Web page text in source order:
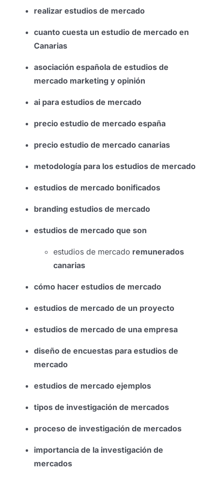
realizar estudios de mercado
cuanto cuesta un estudio de mercado en
Canarias
asociación española de estudios de
mercado marketing y opinión
ai para estudios de mercado
precio estudio de mercado españa
precio estudio de mercado canarias
metodología para los estudios de mercado
estudios de mercado bonificados
branding estudios de mercado
estudios de mercado que son
estudios de mercado remunerados
canarias
cómo hacer estudios de mercado
estudios de mercado de un proyecto
estudios de mercado de una empresa
diseño de encuestas para estudios de
mercado
estudios de mercado ejemplos
tipos de investigación de mercados
proceso de investigación de mercados
importancia de la investigación de
mercados